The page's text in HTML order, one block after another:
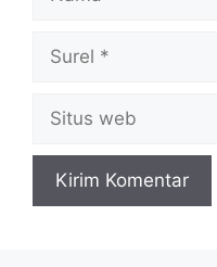
Surel
Situs
web